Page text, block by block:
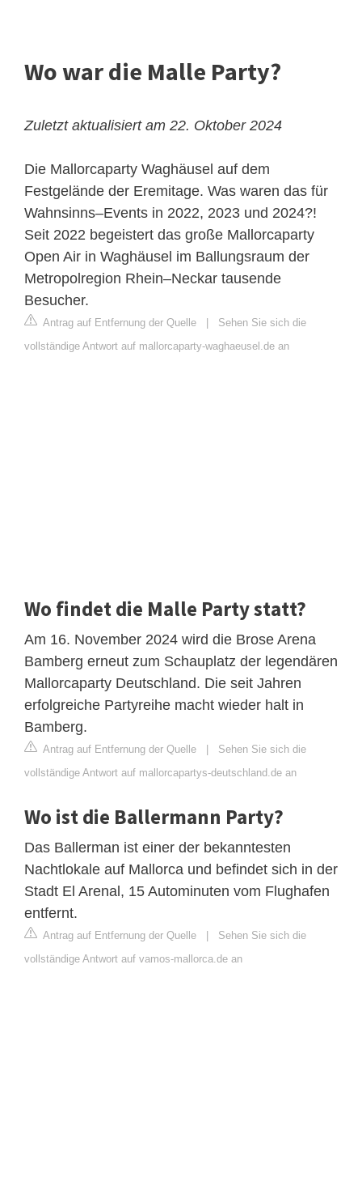
Wo war die Malle Party?
Zuletzt aktualisiert am 22. Oktober 2024
Die Mallorcaparty Waghäusel auf dem
Festgelände der Eremitage. Was waren das für
Wahnsinns–Events in 2022, 2023 und 2024?!
Seit 2022 begeistert das große Mallorcaparty
Open Air in Waghäusel im Ballungsraum der
Metropolregion Rhein–Neckar tausende
Besucher.
Antrag auf Entfernung der Quelle
Sehen Sie sich die
vollständige Antwort auf mallorcaparty-waghaeusel.de an
Wo findet die Malle Party statt?
Am 16. November 2024 wird die Brose Arena
Bamberg erneut zum Schauplatz der legendären
Mallorcaparty Deutschland. Die seit Jahren
erfolgreiche Partyreihe macht wieder halt in
Bamberg.
Antrag auf Entfernung der Quelle
Sehen Sie sich die
vollständige Antwort auf mallorcapartys-deutschland.de an
Wo ist die Ballermann Party?
Das Ballerman ist einer der bekanntesten
Nachtlokale auf Mallorca und befindet sich in der
Stadt El Arenal, 15 Autominuten vom Flughafen
entfernt.
Antrag auf Entfernung der Quelle
Sehen Sie sich die
vollständige Antwort auf vamos-mallorca.de an